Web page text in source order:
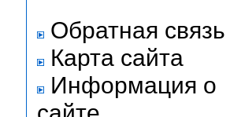
Обратная связь
Карта сайта
Информация о